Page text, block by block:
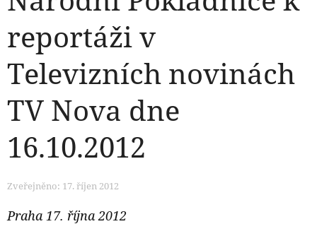
reportáži v
Televizních novinách
TV Nova dne
16.10.2012
Zveřejněno: 17. říjen 2012
Praha 17. října 2012